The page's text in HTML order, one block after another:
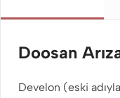
Doosan
Develon (eski